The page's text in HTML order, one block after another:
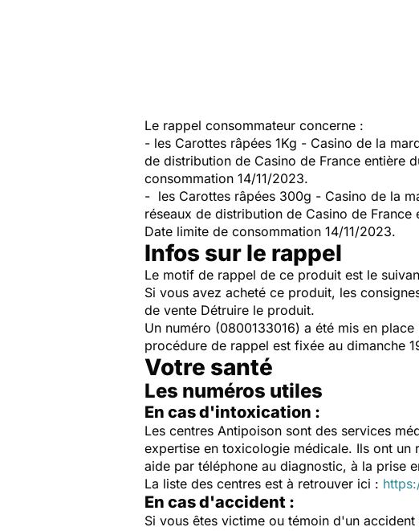
Le rappel consommateur concerne :
- les Carottes râpées 1Kg - Casino de la
de distribution de Casino de France entière
consommation 14/11/2023.
- les Carottes râpées 300g - Casino de la
réseaux de distribution de Casino de
Date limite de consommation 14/11/2023.
Infos sur le rappel
Le motif de rappel de ce produit est le
Si vous avez acheté ce produit, les
de vente Détruire le produit.
Un numéro (0800133016) a été mis en
procédure de rappel est fixée au dimanche
Votre santé
Les numéros utiles
En cas d'intoxication :
Les centres Antipoison sont des services
expertise en toxicologie médicale. Ils ont
aide par téléphone au diagnostic, à la prise
La liste des centres est à retrouver ici :
En cas d'accident :
Si vous êtes victime ou témoin d'un